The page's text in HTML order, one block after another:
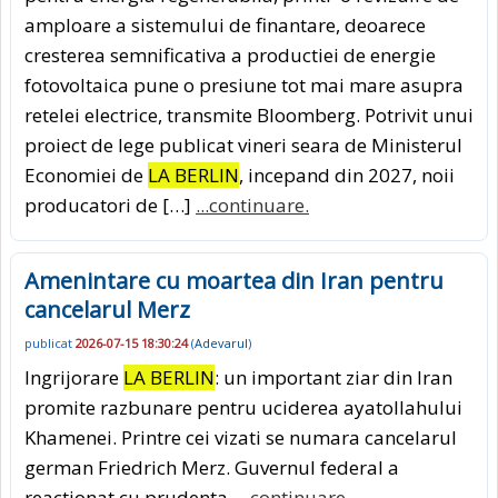
amploare a sistemului de finantare, deoarece
cresterea semnificativa a productiei de energie
fotovoltaica pune o presiune tot mai mare asupra
retelei electrice, transmite Bloomberg. Potrivit unui
proiect de lege publicat vineri seara de Ministerul
Economiei de LA BERLIN, incepand din 2027, noii
producatori de […] ...continuare.
Amenintare cu moartea din Iran pentru
cancelarul Merz
publicat 2026-07-15 18:30:24(Adevarul)
Ingrijorare LA BERLIN: un important ziar din Iran
promite razbunare pentru uciderea ayatollahului
Khamenei. Printre cei vizati se numara cancelarul
german Friedrich Merz. Guvernul federal a